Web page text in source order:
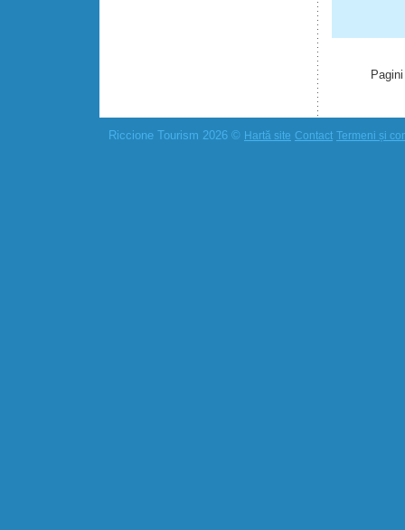
Riccione Tourism 2026 © Hartă site Contact Termeni și